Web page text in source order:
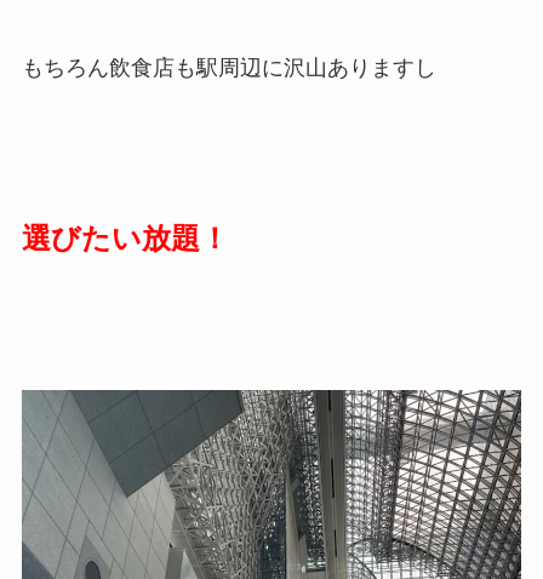
もちろん飲食店も駅周辺に沢山ありますし
選びたい放題！